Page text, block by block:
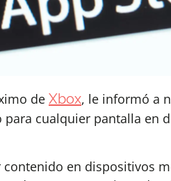
de Xbox, le informó a
cualquier pantalla en
en dispositivos